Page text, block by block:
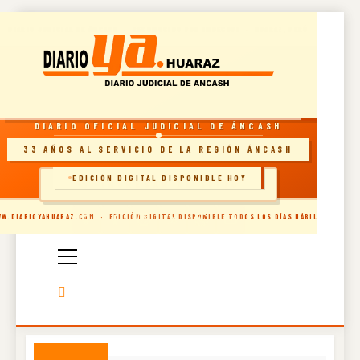
· EDICIÓN DIGITAL DISPONIBLE TODOS LOS DÍAS HÁBILES
RESOLUCIÓN INDECOPI · DIARIO OFICIAL
DIARIO OFICIAL JUDICIAL DE ÁNCASH
33 AÑOS AL SERVICIO DE LA REGIÓN ÁNCASH
🗞️ INGRESAR AL SITIO
EDICIÓN DIGITAL DISPONIBLE HOY
content
Diario Oficial
Judicial De